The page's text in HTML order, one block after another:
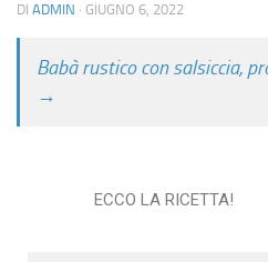
DI ADMIN · GIUGNO 6, 2022
Babà rustico con salsiccia,
→
ECCO LA RICETTA!